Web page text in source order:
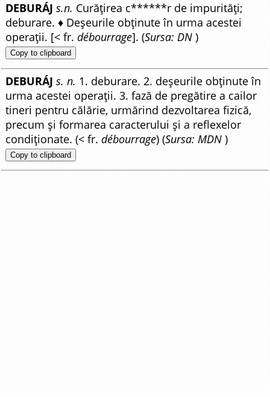
DEBURÁJ s.n. Curățirea c******r de impurități;
deburare. ♦ Deșeurile obținute în urma acestei
operații. [< fr.débourrage]. (Sursa: DN )
Copy to clipboard
DEBURÁJ s. n. 1. deburare. 2. deșeurile obținute în
urma acestei operații. 3. fază de pregătire a cailor
tineri pentru călărie, urmărind dezvoltarea fizică,
precum și formarea caracterului și a reflexelor
condiționate. (< fr.débourrage) (Sursa: MDN )
Copy to clipboard